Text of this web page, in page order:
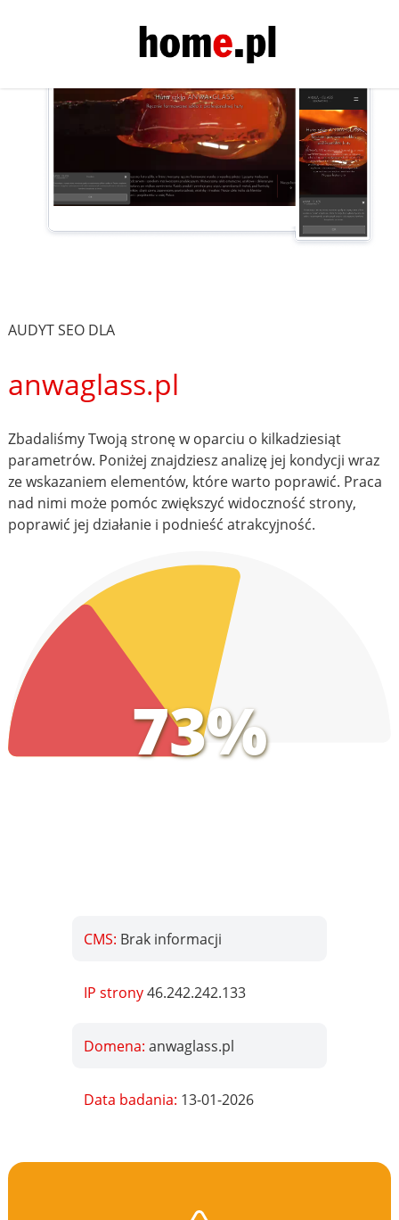
AUDYT SEO DLA
anwaglass.pl
Zbadaliśmy Twoją stronę w oparciu o kilkadziesiąt
parametrów. Poniżej znajdziesz analizę jej kondycji wraz
ze wskazaniem elementów, które warto poprawić. Praca
nad nimi może pomóc zwiększyć widoczność strony,
poprawić jej działanie i podnieść atrakcyjność.
73%
CMS: Brak informacji
IP strony46.242.242.133
Domena:anwaglass.pl
Data badania: 13-01-2026